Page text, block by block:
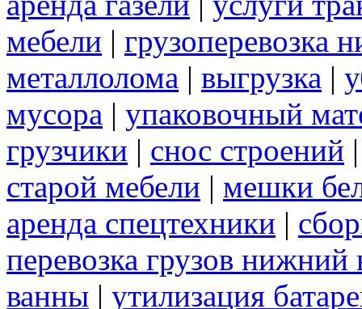
мебели | грузоперевозка
металлолома | выгрузка |
мусора | упаковочный
грузчики | снос строений
старой мебели | мешки
аренда спецтехники |
перевозка грузов нижний
ванны | утилизация